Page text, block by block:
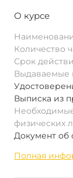
О курсе
Количество
Срок
Выдаваемые
Выписка из
физических
Документ об
Полная